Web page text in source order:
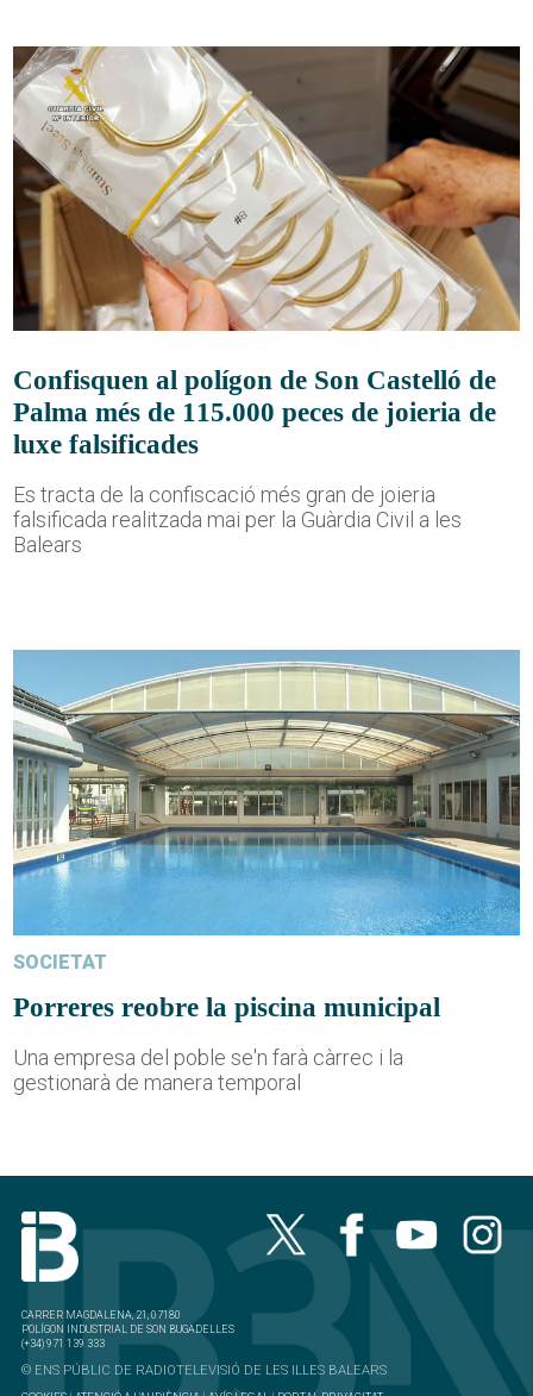
Confisquen al polígon de Son Castelló de
Palma més de 115.000 peces de joieria de
luxe falsificades
Es tracta de la confiscació més gran de joieria
falsificada realitzada mai per la Guàrdia Civil a les
Balears
SOCIETAT
Porreres reobre la piscina municipal
Una empresa del poble se'n farà càrrec i la
gestionarà de manera temporal
CARRER MAGDALENA, 21, 07180
POLÍGON INDUSTRIAL DE SON BUGADELLES
(+34) 971 139 333
© ENS PÚBLIC DE RADIOTELEVISIÓ DE LES ILLES BALEARS